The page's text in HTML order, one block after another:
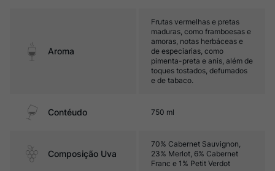
Aroma
Frutas vermelhas e pretas
maduras, como framboesas e
amoras, notas herbáceas e
de especiarias, como
pimenta-preta e anis, além de
toques tostados, defumados
e de tabaco.
Contéudo 750 ml
Composição Uva
70% Cabernet Sauvignon,
23% Merlot, 6% Cabernet
Franc e 1% Petit Verdot